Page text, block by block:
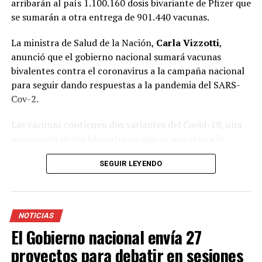
arribarán al país 1.100.160 dosis bivariante de Pfizer que
se sumarán a otra entrega de 901.440 vacunas.
La ministra de Salud de la Nación, Carla Vizzotti,
anunció que el gobierno nacional sumará vacunas
bivalentes contra el coronavirus a la campaña nacional
para seguir dando respuestas a la pandemia del SARS-
Cov-2.
Las vacunas contienen dos variantes del Covid-19, una
estrategia de aplicación de dosis de refuerzo. La titular
de la cartera sanitaria informó que en las próximas
Pfizer que se sumarán a otra entrega de 901.440
vacunas.
El envío a las provincias comenzará la semana que viene.
En ese marco, la funcionaria aclaró que durante algunas
SEGUIR LEYENDO
NOTICIAS
El Gobierno nacional envía 27
proyectos para debatir en sesiones